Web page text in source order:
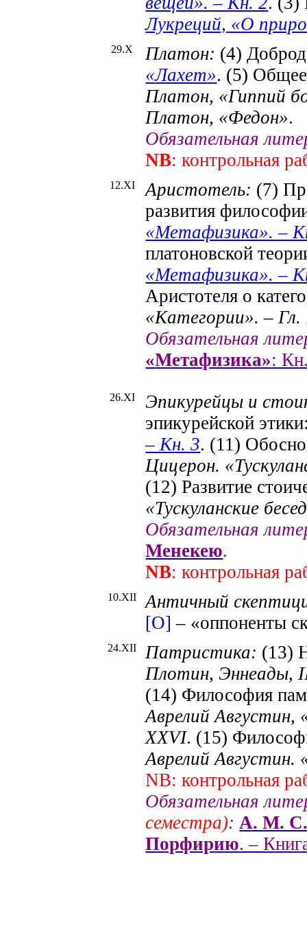
Лукреций, «О
29.X Платон: (4)
«Лахет». (5) Общее
Платон, «Гиппий
Платон, «Федон».
Обязательная
NB: контрольная
12.XI Аристотель: (7)
развития
«Метафизика». –
платоновской
«Метафизика». –
Аристотеля о
«Категории». – Гл.
Обязательная
«Метафизика»:
26.XI
Эпикурейцы и
эпикурейской
– Кн. 3. (11)
Цицерон. «
(12) Развитие
«Тускуланские
Обязательная
Менекею.
NB: контрольная
10.XII
Античный
[О] – «оппоненты
24.XII Патристика: (13)
Плотин,Эннеады,
(14) Философия
Аврелий Августин,
XXVI. (15)
Аврелий Августин.
NB: контрольная
Обязательная
семестра): А. М. С.
Порфирию. –